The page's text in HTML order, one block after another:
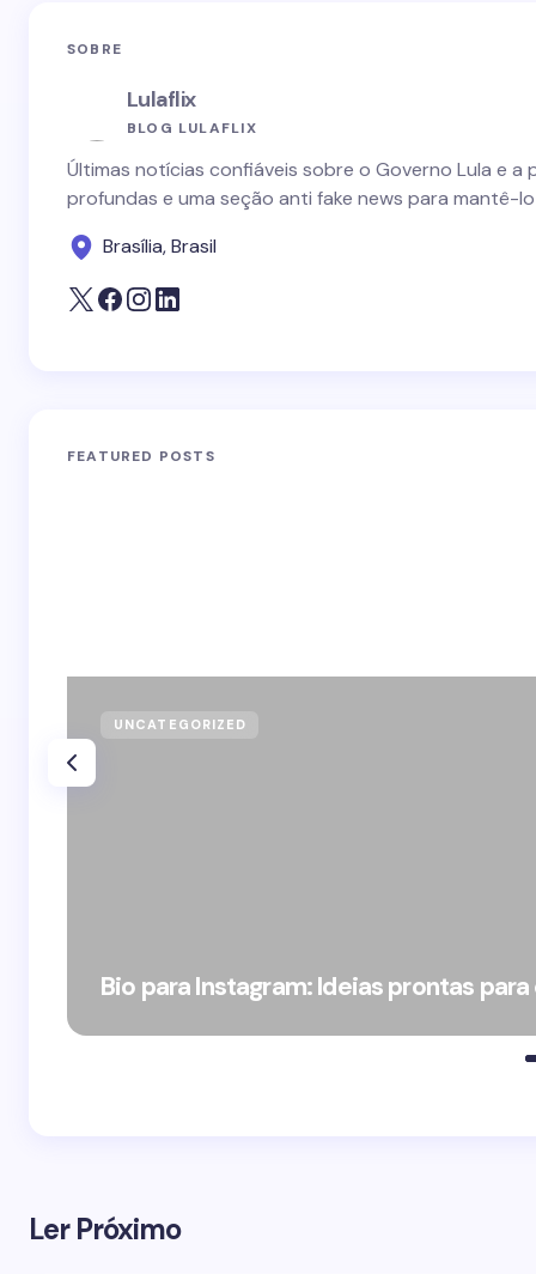
SOBRE
Lulaflix
BLOG LULAFLIX
Últimas notícias confiáveis sobre o Governo Lula e
profundas e uma seção anti fake news para mantê-
Brasília, Brasil
FEATURED POSTS
UNCATEGORIZED
Bio para Instagram: Ideias prontas
Ler Próximo